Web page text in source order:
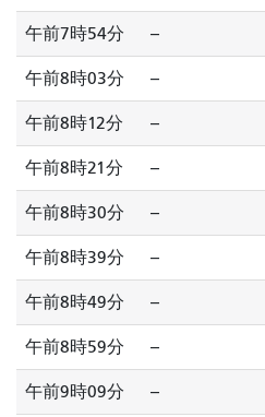
午前7時54分 --
午前8時03分 --
午前8時12分 --
午前8時21分 --
午前8時30分 --
午前8時39分 --
午前8時49分 --
午前8時59分 --
午前9時09分 --